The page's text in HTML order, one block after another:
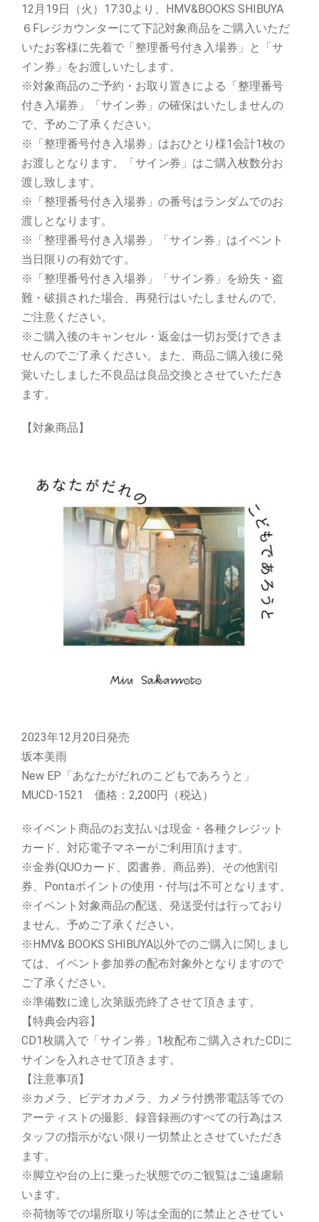
12月19日（火）17:30より、HMV&BOOKS SHIBUYA
６Fレジカウンターにて下記対象商品をご購入いただ
いたお客様に先着で「整理番号付き入場券」と「サ
イン券」をお渡しいたします。
※対象商品のご予約・お取り置きによる「整理番号
付き入場券」「サイン券」の確保はいたしませんの
で、予めご了承ください。
※「整理番号付き入場券」はおひとり様1会計1枚の
お渡しとなります。「サイン券」はご購入枚数分お
渡し致します。
※「整理番号付き入場券」の番号はランダムでのお
渡しとなります。
※「整理番号付き入場券」「サイン券」はイベント
当日限りの有効です。
※「整理番号付き入場券」「サイン券」を紛失・盗
難・破損された場合、再発行はいたしませんので、
ご注意ください。
※ご購入後のキャンセル・返金は一切お受けできま
せんのでご了承ください。また、商品ご購入後に発
覚いたしました不良品は良品交換とさせていただき
ます。
【対象商品】
2023年12月20日発売
坂本美雨
New EP「あなたがだれのこどもであろうと」
MUCD-1521 価格：2,200円（税込）
※イベント商品のお支払いは現金・各種クレジット
カード、対応電子マネーがご利用頂けます。
※金券(QUOカード、図書券、商品券)、その他割引
券、Pontaポイントの使用・付与は不可となります。
※イベント対象商品の配送、発送受付は行っており
ません。予めご了承ください。
※HMV& BOOKS SHIBUYA以外でのご購入に関しまし
ては、イベント参加券の配布対象外となりますので
ご了承ください。
※準備数に達し次第販売終了させて頂きます。
【特典会内容】
CD1枚購入で「サイン券」1枚配布ご購入されたCDに
サインを入れさせて頂きます。
【注意事項】
※カメラ、ビデオカメラ、カメラ付携帯電話等での
アーティストの撮影、録音録画のすべての行為はス
タッフの指示がない限り一切禁止とさせていただき
ます。
※脚立や台の上に乗った状態でのご観覧はご遠慮願
います。
※荷物等での場所取り等は全面的に禁止とさせてい